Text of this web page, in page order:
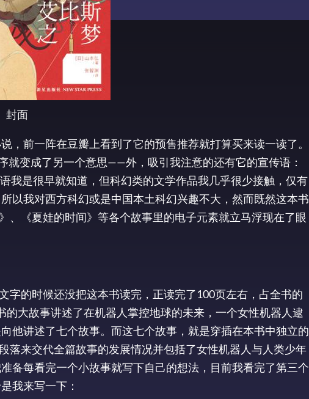
封面
，前一阵在豆瓣上看到了它的预售推荐就打算买来读一读了。
变成了另一个意思——外，吸引我注意的还有它的宣传语：
我是很早就知道，但科幻类的文学作品我几乎很少接触，仅有
以我对西方科幻或是中国本土科幻兴趣不大，然而既然这本书
、《夏娃的时间》等各个故事里的电子元素就立马浮现在了眼
字的时候还没把这本书读完，正读完了100页左右，占全书的
大故事讲述了在机器人掌控地球的未来，一个女性机器人逮
他讲述了七个故事。而这七个故事，就是穿插在本书中独立的
落来交代全篇故事的发展情况并包括了女性机器人与人类少年
备每看完一个小故事就写下自己的想法，目前我看完了第三个
我来写一下：